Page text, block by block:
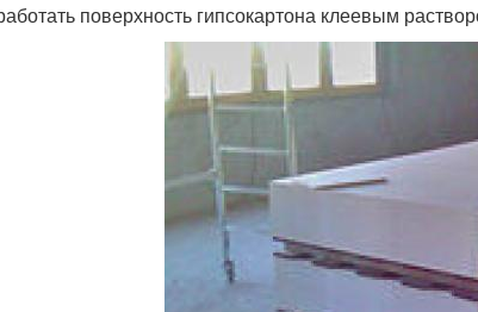
поверхность гипсокартона клеевым